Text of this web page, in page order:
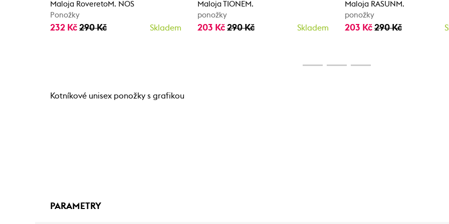
Maloja RoveretoM. NOS
Ponožky
232 Kč 290 Kč Skladem
Maloja TIONEM.
ponožky
203 Kč 290 Kč Skladem
Maloja RASUNM.
ponožky
203 Kč 290 Kč
Kotníkové unisex ponožky s grafikou
PARAMETRY